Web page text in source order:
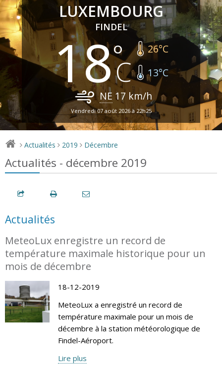
LUXEMBOURG
FINDEL
18 26°C
13°C
NE 17 km/h
Vendredi 07 août 2026 à 22h25
> Actualités > 2019 > Décembre
Actualités - décembre 2019
Actualités
MeteoLux enregistre un record de
température maximale historique pour un
mois de décembre
18-12-2019
MeteoLux a enregistré un record de
température maximale pour un mois de
décembre à la station météorologique de
Findel-Aéroport.
Lire plus